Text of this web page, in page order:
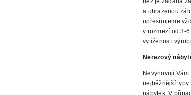
než je zadána
a uhrazenou
upřesňujeme
v rozmezí od 3-
vytíženosti
Nerezový
Nevyhovují
nejběžnějšítypy
nábytek. V